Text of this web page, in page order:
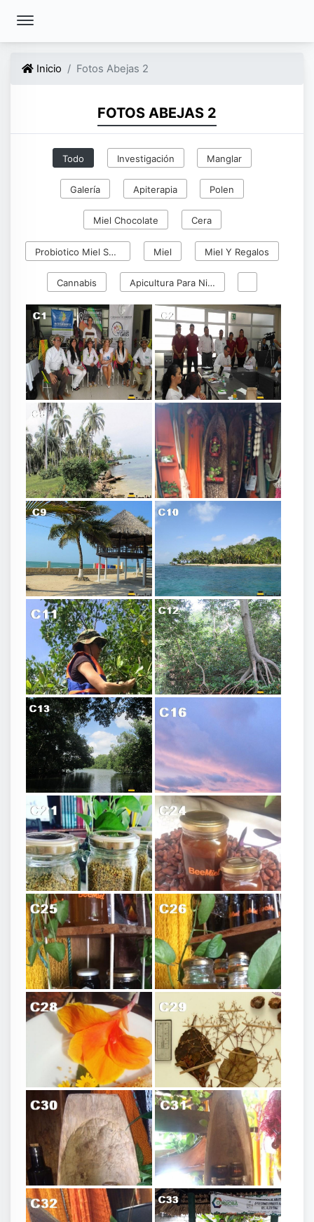
Inicio Fotos Abejas 2
FOTOS ABEJAS 2
Todo Investigación Manglar
Galería Apiterapia Polen
Miel Chocolate Cera
Probiotico Miel Selva Miel Miel Y Regalos
Cannabis Apicultura Para Niños
C1Conversatorio ley Protección Animal C2Conversatorio Protección Animal Doctora Calongge
C4Zona de Manglar - Bello - Córdoba - Colombia C5Show room mieles
C6Playas blanca coralina - Colombia C7Paisaje marino - Córdoba - Colombia
C8Inspección de campo - Bosque manglar - Dra. Calongge C9Bosque manglar
C10Reserva Manglar
C17Polen C20Miel chocolate
C21 C22Probiótico miel selva
C25Colección flora apícola UN Dra. Karina Calonge
C26Miel exhibidor punto venta